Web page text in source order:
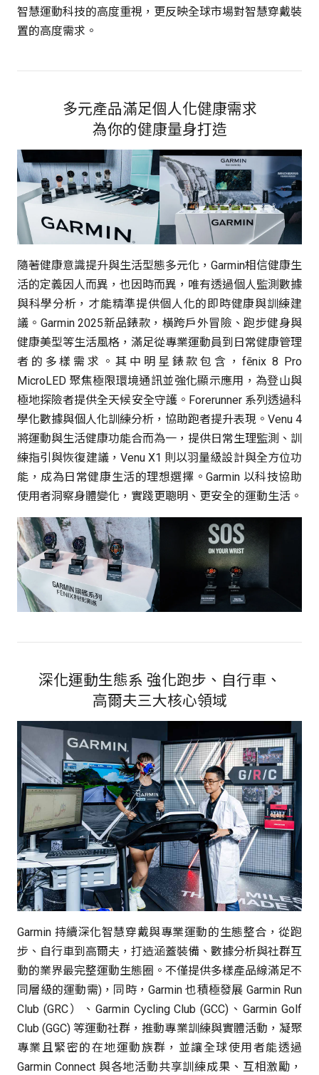
智慧運動科技的高度重視，更反映全球市場對智慧穿戴裝
置的高度需求。
多元產品滿足個人化健康需求
為你的健康量身打造
隨著健康意識提升與生活型態多元化，Garmin相信健康生
活的定義因人而異，也因時而異，唯有透過個人監測數據
與科學分析，才能精準提供個人化的即時健康與訓練建
議。Garmin 2025新品錶款，橫跨戶外冒險、跑步健身與
健康美型等生活風格，滿足從專業運動員到日常健康管理
者的多樣需求。其中明星錶款包含，fēnix 8 Pro
MicroLED 聚焦極限環境通訊並強化顯示應用，為登山與
極地探險者提供全天候安全守護。Forerunner 系列透過科
學化數據與個人化訓練分析，協助跑者提升表現。Venu 4
將運動與生活健康功能合而為一，提供日常生理監測、訓
練指引與恢復建議，Venu X1 則以羽量級設計與全方位功
能，成為日常健康生活的理想選擇。Garmin 以科技協助
使用者洞察身體變化，實踐更聰明、更安全的運動生活。
深化運動生態系 強化跑步、 自行車、
高爾夫三大核心領域
Garmin 持續深化智慧穿戴與專業運動的生態整合，從跑
步、自行車到高爾夫，打造涵蓋裝備、數據分析與社群互
動的業界最完整運動生態圈。不僅提供多樣產品線滿足不
同層級的運動需)，同時，Garmin 也積極發展 Garmin Run
Club (GRC）、Garmin Cycling Club (GCC)、Garmin Golf
Club (GGC) 等運動社群，推動專業訓練與實體活動，凝聚
專業且緊密的在地運動族群，並讓全球使用者能透過
Garmin Connect 與各地活動共享訓練成果、互相激勵，